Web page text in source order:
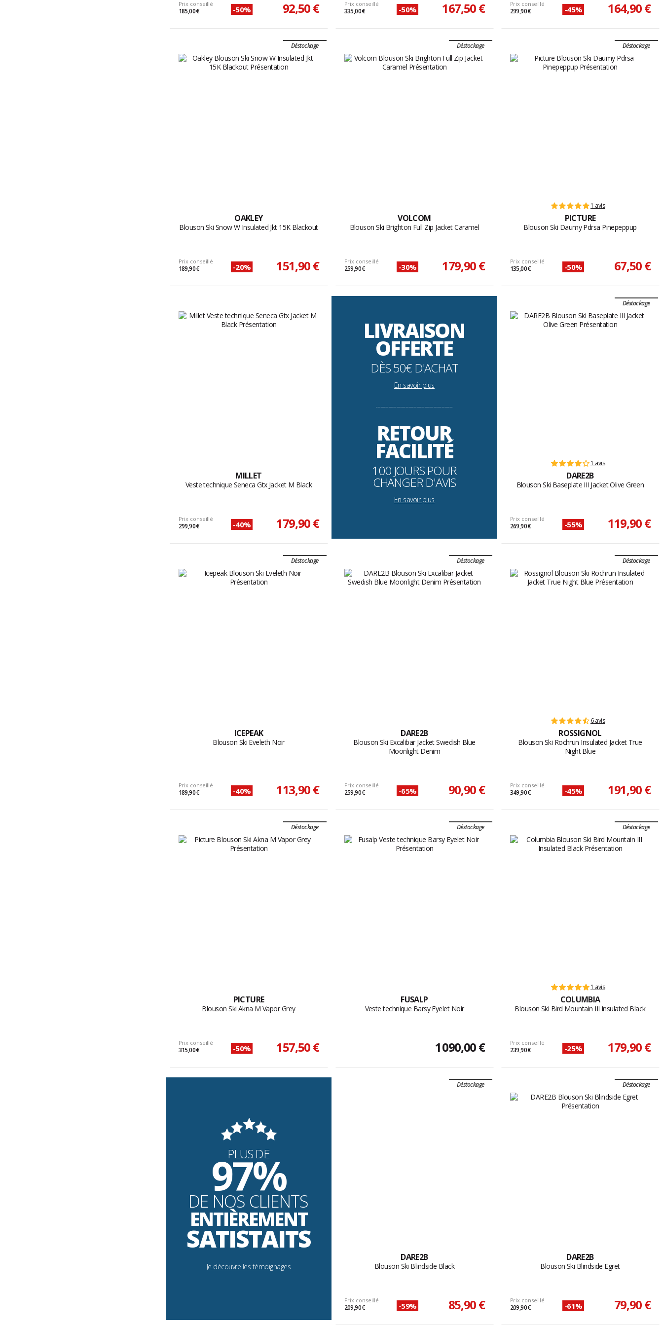
Prix conseillé
185,00 € -50% 92,50 € Prix conseillé
335,00 € -50% 167,50 € Prix conseillé
299,90 € -45% 164,90 €
Déstockage
OAKLEY
Blouson Ski Snow W Insulated Jkt 15K Blackout
Prix conseillé
189,90 € -20% 151,90 €
Déstockage
VOLCOM
Blouson Ski Brighton Full Zip Jacket Caramel
Prix conseillé
259,90 € -30% 179,90 €
Déstockage
1 avis
PICTURE
Blouson Ski Daumy Pdrsa Pinepeppup
Prix conseillé
135,00 € -50% 67,50 €
MILLET
Veste technique Seneca Gtx Jacket M Black
Prix conseillé
299,90 € -40% 179,90 €
LIVRAISON
OFFERTE
DÈS 50€ D'ACHAT
En savoir plus
--------------------------------------------------------------------
RETOUR
FACILITÉ
100 JOURS POUR
CHANGER D'AVIS
En savoir plus
Déstockage
1 avis
DARE2B
Blouson Ski Baseplate III Jacket Olive Green
Prix conseillé
269,90 € -55% 119,90 €
Déstockage
ICEPEAK
Blouson Ski Eveleth Noir
Prix conseillé
189,90 € -40% 113,90 €
Déstockage
DARE2B
Blouson Ski Excalibar Jacket Swedish Blue
Moonlight Denim
Prix conseillé
259,90 € -65% 90,90 €
Déstockage
6 avis
ROSSIGNOL
Blouson Ski Rochrun Insulated Jacket True
Night Blue
Prix conseillé
349,90 € -45% 191,90 €
Déstockage
PICTURE
Blouson Ski Akna M Vapor Grey
Prix conseillé
315,00 € -50% 157,50 €
Déstockage
FUSALP
Veste technique Barsy Eyelet Noir
1 090,00 €
Déstockage
1 avis
COLUMBIA
Blouson Ski Bird Mountain III Insulated Black
Prix conseillé
239,90 € -25% 179,90 €
PLUS DE
97%
DE NOS CLIENTS
ENTIÈREMENT
SATISTAITS
Je découvre les témoignages
Déstockage
DARE2B
Blouson Ski Blindside Black
Prix conseillé
209,90 € -59% 85,90 €
Déstockage
DARE2B
Blouson Ski Blindside Egret
Prix conseillé
209,90 € -61% 79,90 €